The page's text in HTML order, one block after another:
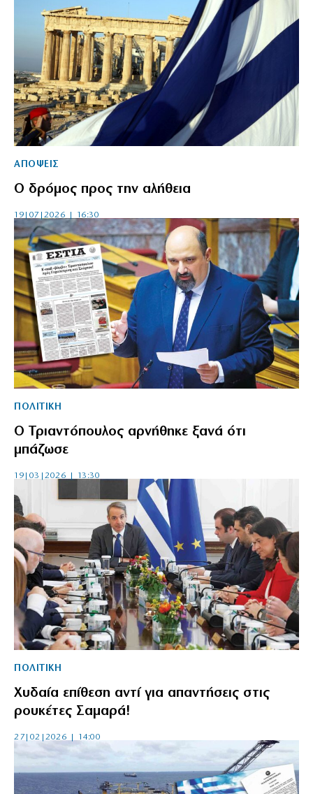
ΑΠΟΨΕΙΣ
Ο δρόμος προς την αλήθεια
19|07|2026 | 16:30
ΠΟΛΙΤΙΚΗ
Ο Τριαντόπουλος αρνήθηκε ξανά ότι
μπάζωσε
19|03|2026 | 13:30
ΠΟΛΙΤΙΚΗ
Χυδαία επίθεση αντί για απαντήσεις στις
ρουκέτες Σαμαρά!
27|02|2026 | 14:00